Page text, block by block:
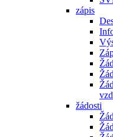
zápis
žádosti